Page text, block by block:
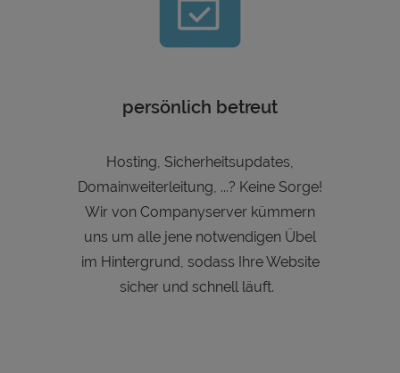
persönlich betreut
Hosting, Sicherheitsupdates,
Domainweiterleitung, ...? Keine Sorge!
Wir von Companyserver kümmern
uns um alle jene notwendigen Übel
im Hintergrund, sodass Ihre Website
sicher und schnell läuft.